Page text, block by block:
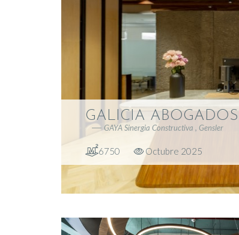
GALICIA ABOGADOS
GAYA Sinergia Constructiva , Gensler
6750 Octubre 2025